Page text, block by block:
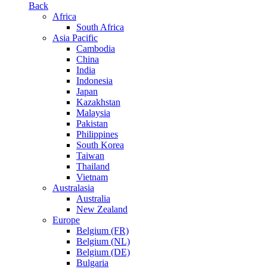
Back
Africa
South Africa
Asia Pacific
Cambodia
China
India
Indonesia
Japan
Kazakhstan
Malaysia
Pakistan
Philippines
South Korea
Taiwan
Thailand
Vietnam
Australasia
Australia
New Zealand
Europe
Belgium (FR)
Belgium (NL)
Belgium (DE)
Bulgaria